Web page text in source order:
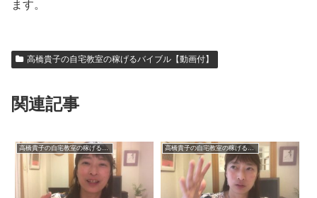
ます。
高橋貴子の自宅教室の稼げるバイブル【動画付】
関連記事
高橋貴子の自宅教室の稼げるバイブル【動画付】 高橋貴子の自宅教室の稼げるバイブル【動画付】